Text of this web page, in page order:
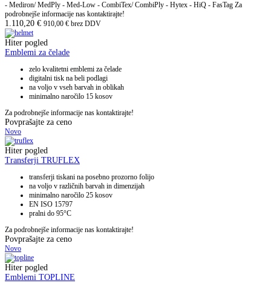
- Mediron/ MedPly - Med-Low - CombiTex/ CombiPly - Hytex - HiQ - FasTag Za
podrobnejše informacije nas kontaktirajte!
1.110,20 € 910,00 € brez DDV
Hiter pogled
Emblemi za čelade
zelo kvalitetni emblemi za čelade
digitalni tisk na beli podlagi
na voljo v vseh barvah in oblikah
minimalno naročilo 15 kosov
Za podrobnejše informacije nas kontaktirajte!
Povprašajte za ceno
Novo
Hiter pogled
Transferji TRUFLEX
transferji tiskani na posebno prozorno folijo
na voljo v različnih barvah in dimenzijah
minimalno naročilo 25 kosov
EN ISO 15797
pralni do 95°C
Za podrobnejše informacije nas kontaktirajte!
Povprašajte za ceno
Novo
Hiter pogled
Emblemi TOPLINE